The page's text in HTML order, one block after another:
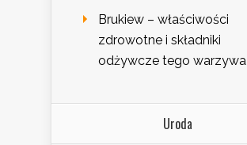
Brukiew – właściwości
zdrowotne i składniki
odżywcze tego warzywa
Uroda